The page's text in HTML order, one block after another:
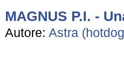
MAGNUS P.I. -
Autore: Astra